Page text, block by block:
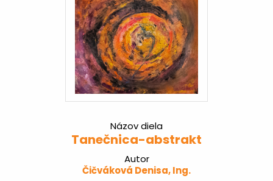
Názov diela
Tanečnica-abstrakt
Autor
Čičváková Denisa, Ing.